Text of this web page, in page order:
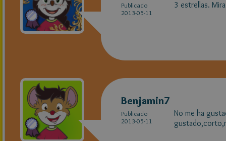
Publicado
2013-05-11
3 estrellas.
Benjamin7
Publicado
2013-05-11
No me ha